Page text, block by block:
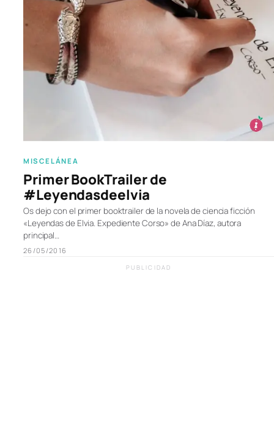
MISCELÁNEA
Primer BookTrailer de
#Leyendasdeelvia
Os dejo con el primer booktrailer de la novela de ciencia ficción
«Leyendas de Elvia. Expediente Corso» de Ana Díaz, autora
principal…
26/05/2016
PUBLICIDAD